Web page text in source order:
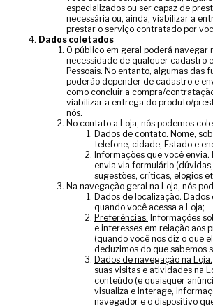
especializados ou ser capaz de
necessária ou, ainda, viabilizar a
prestar o serviço contratado por
Dados coletados
O público em geral poderá navegar
necessidade de qualquer cadastro
Pessoais. No entanto, algumas das
poderão depender de cadastro e
como concluir a compra/
viabilizar a entrega do produto/
nós.
No contato a Loja, nós podemos
Dados de contato. Nome,
telefone, cidade, Estado e
Informações que você envia.
envia via formulário
sugestões, críticas, elogios
Na navegação geral na Loja, nós
Dados de localização. Dados
quando você acessa a Loja;
Preferências. Informações
e interesses em relação aos
(quando você nos diz o que
deduzimos do que sabemos
Dados de navegação na Loja.
suas visitas e atividades na
conteúdo (e quaisquer
visualiza e interage,
navegador e o dispositivo